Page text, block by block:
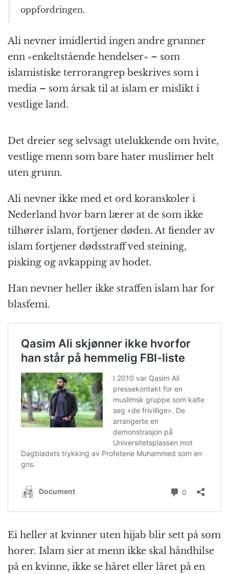
oppfordringen.
Ali nevner imidlertid ingen andre grunner
enn «enkeltstående hendelser» – som
islamistiske terrorangrep beskrives som i
media – som årsak til at islam er mislikt i
vestlige land.
Det dreier seg selvsagt utelukkende om hvite,
vestlige menn som bare hater muslimer helt
uten grunn.
Ali nevner ikke med et ord koranskoler i
Nederland hvor barn lærer at de som ikke
tilhører islam, fortjener døden. At fiender av
islam fortjener dødsstraff ved steining,
pisking og avkapping av hodet.
Han nevner heller ikke straffen islam har for
blasfemi.
Ei heller at kvinner uten hijab blir sett på som
horer. Islam sier at menn ikke skal håndhilse
på en kvinne, ikke se håret eller låret på en